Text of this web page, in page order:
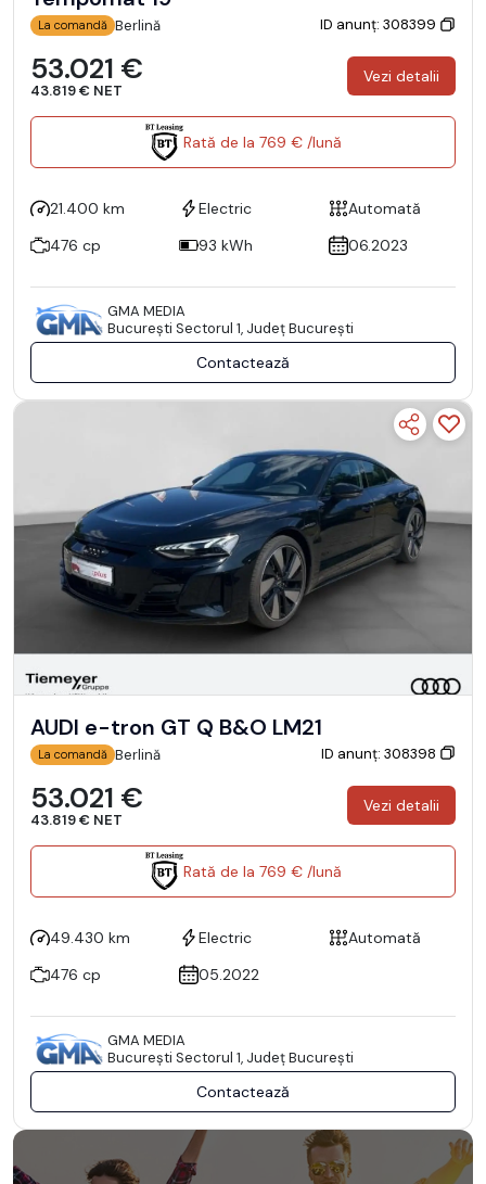
La comandă Berlină ID anunț: 308399
53.021 €
43.819 € NET
Vezi detalii
Rată de la 769 € /lună
21.400 km Electric
Automată
476 cp
93 kWh 06.2023
GMA MEDIA
Bucureşti Sectorul 1, Județ București
Contactează
AUDI e-tron GT Q B&O LM21
La comandă Berlină ID anunț: 308398
53.021 €
43.819 € NET
Vezi detalii
Rată de la 769 € /lună
49.430 km Electric
Automată
476 cp
05.2022
GMA MEDIA
Bucureşti Sectorul 1, Județ București
Contactează